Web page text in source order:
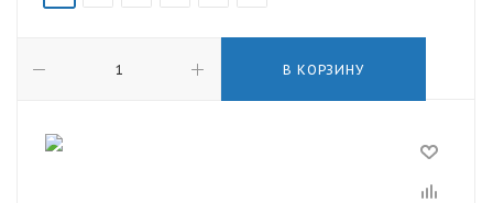
В КОРЗИНУ